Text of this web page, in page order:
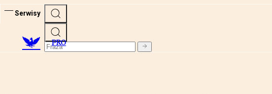
Serwisy
PRO